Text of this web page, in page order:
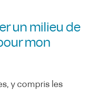
un milieu de
mon
y compris les